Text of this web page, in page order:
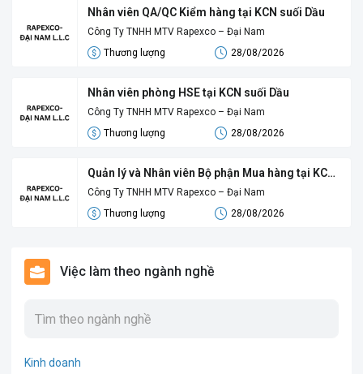
Nhân viên QA/QC Kiểm hàng tại KCN suối Dầu
Công Ty TNHH MTV Rapexco – Đại Nam
Thương lượng
28/08/2026
Nhân viên phòng HSE tại KCN suối Dầu
Công Ty TNHH MTV Rapexco – Đại Nam
Thương lượng
28/08/2026
Quản lý và Nhân viên Bộ phận Mua hàng tại KCN
suối Dầu
Công Ty TNHH MTV Rapexco – Đại Nam
Thương lượng
28/08/2026
Việc làm theo ngành nghề
Kinh doanh